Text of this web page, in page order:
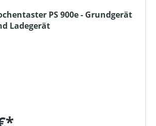
PS 900e - Grundgerät
Ladegerät